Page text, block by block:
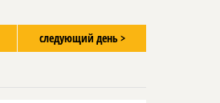
следующий день >